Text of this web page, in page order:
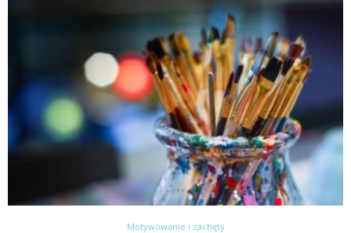
Motywowanie i zachęty